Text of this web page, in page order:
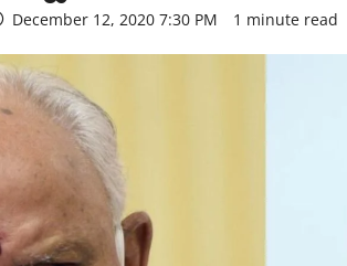
December 12, 2020 7:30 PM 1 minute read